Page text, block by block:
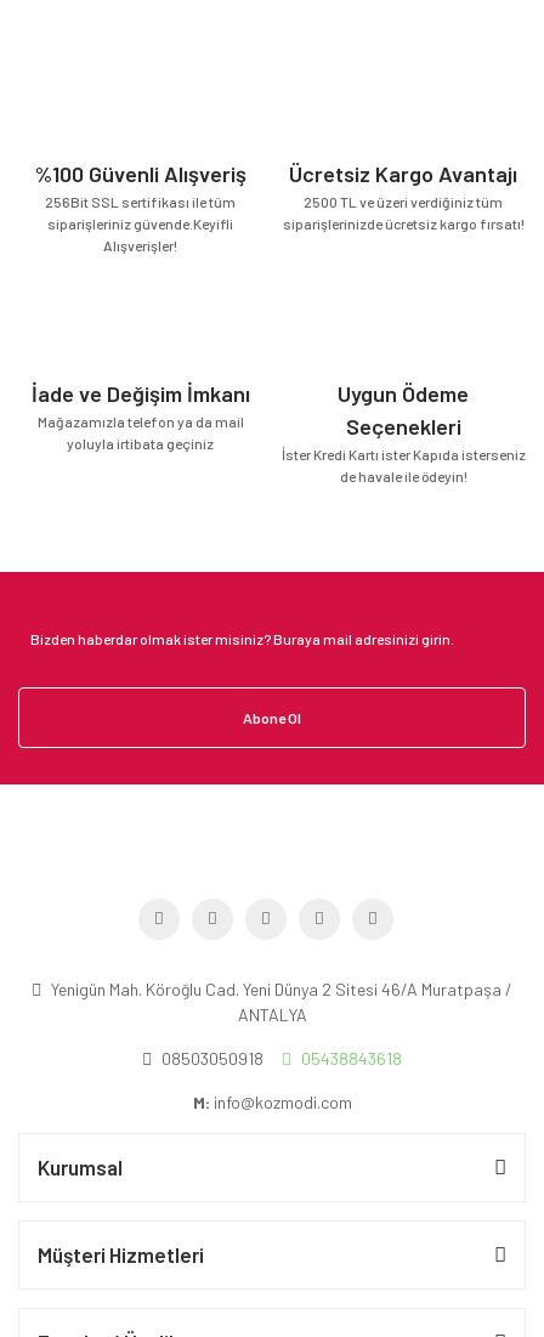
%100 Güvenli Alışveriş
256Bit SSL sertifikası ile tüm
siparişleriniz güvende.Keyifli
Alışverişler!
Ücretsiz Kargo Avantajı
2500 TL ve üzeri verdiğiniz tüm
siparişlerinizde ücretsiz kargo fırsatı!
İade ve Değişim İmkanı
Mağazamızla telefon ya da mail
yoluyla irtibata geçiniz
Uygun Ödeme
Seçenekleri
İster Kredi Kartı ister Kapıda isterseniz
de havale ile ödeyin!
Abone Ol
Yenigün Mah. Köroğlu Cad. Yeni Dünya 2 Sitesi 46/A Muratpaşa /
ANTALYA
08503050918 05438843618
M: info@kozmodi.com
Kurumsal
Müşteri Hizmetleri